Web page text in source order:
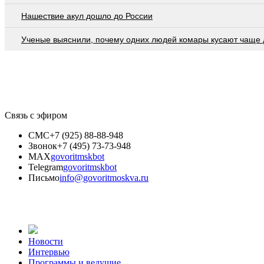
Нашествие акул дошло до России
Ученые выяснили, почему одних людей комары кусают чаще
Связь с эфиром
СМС+7 (925) 88-88-948
Звонок+7 (495) 73-73-948
MAXgovoritmskbot
Telegramgovoritmskbot
Письмоinfo@govoritmoskva.ru
Новости
Интервью